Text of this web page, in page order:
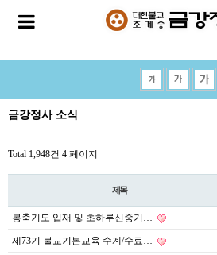
금강정사 소식
Total 1,948건 4 페이지
제목
봉축기도 입재 및 초하루신중기…
제73기 불교기본교육 수계/수료…